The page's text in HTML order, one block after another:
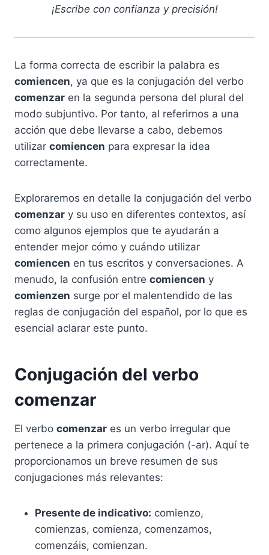
¡Escribe con confianza y precisión!
La forma correcta de escribir la palabra es
comiencen, ya que es la conjugación del verbo
comenzar en la segunda persona del plural del
modo subjuntivo. Por tanto, al referirnos a una
acción que debe llevarse a cabo, debemos
utilizar comiencen para expresar la idea
correctamente.
Exploraremos en detalle la conjugación del verbo
comenzar y su uso en diferentes contextos, así
como algunos ejemplos que te ayudarán a
entender mejor cómo y cuándo utilizar
comiencen en tus escritos y conversaciones. A
menudo, la confusión entre comiencen y
comienzen surge por el malentendido de las
reglas de conjugación del español, por lo que es
esencial aclarar este punto.
Conjugación del verbo
comenzar
El verbo comenzar es un verbo irregular que
pertenece a la primera conjugación (-ar). Aquí te
proporcionamos un breve resumen de sus
conjugaciones más relevantes:
Presente de indicativo: comienzo,
comienzas, comienza, comenzamos,
comenzáis, comienzan.